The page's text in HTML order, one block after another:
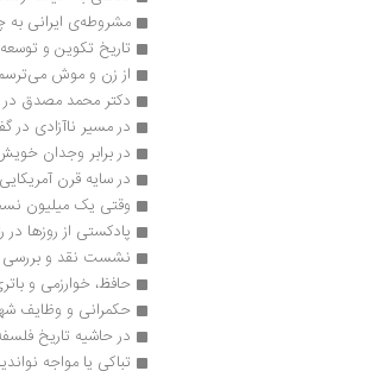
مشروطه‌ی ایرانی به چاپ
تاریخ تکوین و
از زن و موش می‌ترسم |
دکتر محمد مصدق در
در مسیر ناآزادی
در برابر وجدان
در سایه قرن
وقتی یک میلیون
پادکستی از روزها
نشست نقد و بررسی
حافظ، خوارزمی و
حکمرانی و وظایف
در حاشیه تاریخ